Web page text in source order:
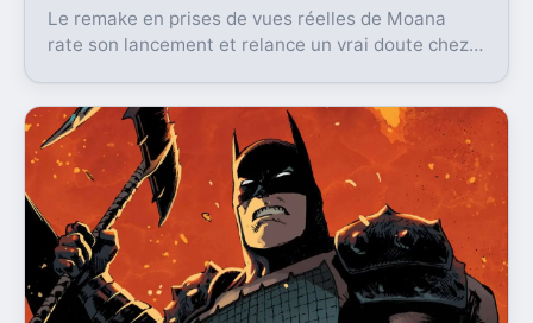
Le remake en prises de vues réelles de Moana
rate son lancement et relance un vrai doute chez